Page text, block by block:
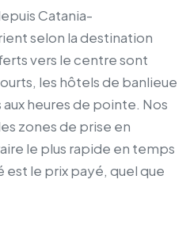
Catania-
selon la destination
vers le centre sont
les hôtels de banlieue
heures de pointe. Nos
zones de prise en
le plus rapide en temps
est le prix payé, quel que